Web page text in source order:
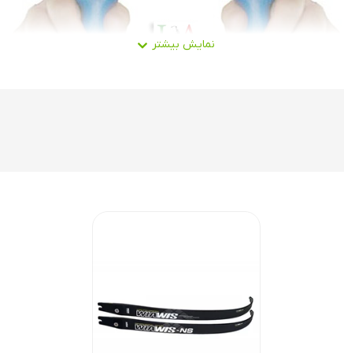
در جهان(غیر از سری فرمولا هویت)